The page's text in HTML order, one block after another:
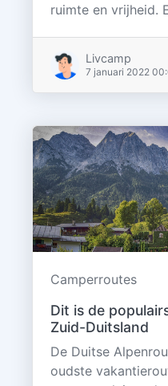
ruimte en vrijheid.
Livcamp
7 januari 2022
Camperroutes
Dit is de
Zuid-Duitsland
De Duitse
oudste